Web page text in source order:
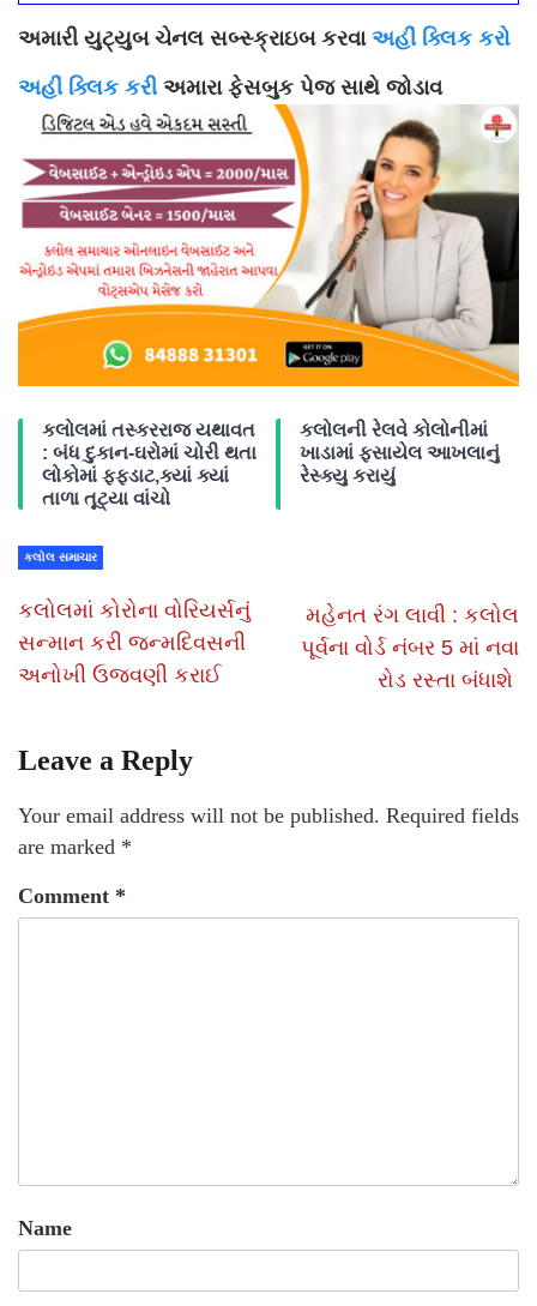
અમારી યુટ્યુબ ચેનલ સબ્સ્ક્રાઇબ કરવા અહીં ક્લિક કરો
અહીં ક્લિક કરી અમારા ફેસબુક પેજ સાથે જોડાવ
કલોલમાં તસ્કરરાજ યથાવત
: બંધ દુકાન-ઘરોમાં ચોરી થતા
લોકોમાં ફફડાટ,ક્યાં ક્યાં
તાળા તૂટ્યા વાંચો
કલોલની રેલવે કોલોનીમાં
ખાડામાં ફસાયેલ આખલાનું
રેસ્ક્યુ કરાયું
કલોલ સમાચાર
કલોલમાં કોરોના વોરિયર્સનું
સન્માન કરી જન્મદિવસની
અનોખી ઉજવણી કરાઈ
મહેનત રંગ લાવી : કલોલ
પૂર્વના વોર્ડ નંબર 5 માં નવા
રોડ રસ્તા બંધાશે
Leave a Reply
Your email address will not be published. Required fields
are marked *
Comment *
Name